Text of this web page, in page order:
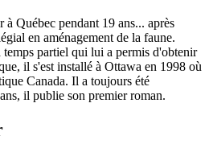
à Québec pendant 19 ans... après
en aménagement de la faune.
temps partiel qui lui a permis d'obtenir
il s'est installé à Ottawa en 1998 où
Canada. Il a toujours été
il publie son premier roman.